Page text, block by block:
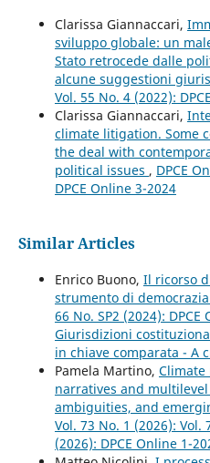
Clarissa Giannaccari,
sviluppo globale: un
Stato retrocede dalle
alcune suggestioni
Vol. 55 No. 4 (2022):
Clarissa Giannaccari,
climate litigation. Some
the deal with
political issues , DPCE
DPCE Online 3-2024
Similar Articles
Enrico Buono, Il ricorso
strumento di
66 No. SP2 (2024): DPCE
Giurisdizioni
in chiave comparata - A
Pamela Martino,
narratives and
ambiguities, and
Vol. 73 No. 1 (2026): Vol.
(2026): DPCE Online 1-